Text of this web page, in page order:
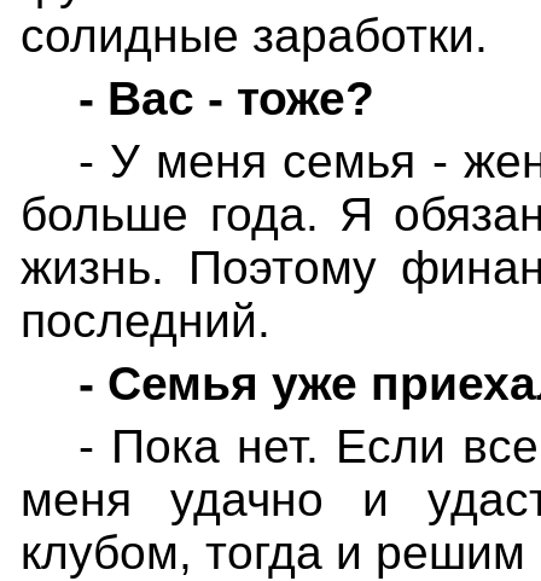
солидные заработки.
- Вас - тоже?
- У меня семья -
больше года. Я
жизнь. Поэтому
последний.
- Семья уже
- Пока нет. Если
меня удачно и
клубом, тогда и